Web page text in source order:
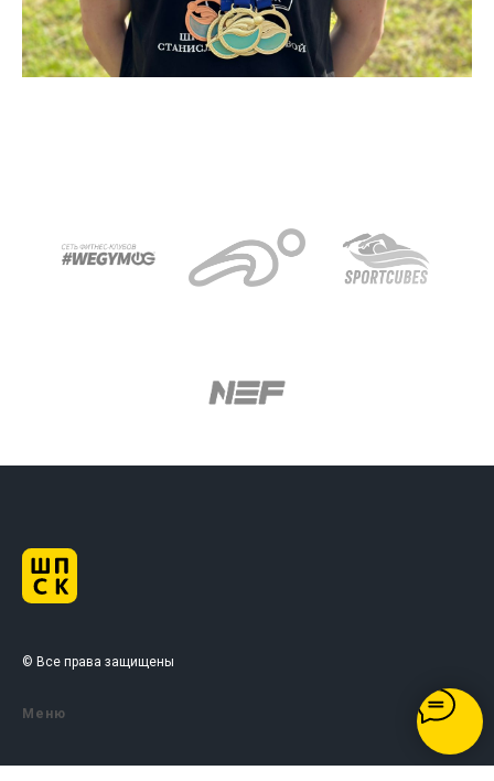
© Все права защищены
Меню